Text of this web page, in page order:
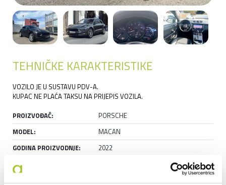
TEHNIČKE KARAKTERISTIKE
VOZILO JE U SUSTAVU PDV-A.
KUPAC NE PLAĆA TAKSU NA PRIJEPIS VOZILA.
PROIZVOĐAČ:
PORSCHE
MODEL:
MACAN
GODINA PROIZVODNJE:
2022
RADNI OBUJAM: